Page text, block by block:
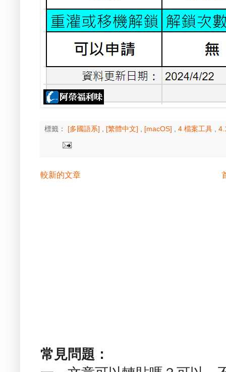
標籤： [多國語系] [繁體中文] [macOS] 4 檔案工具
較新的文章
常見問題：